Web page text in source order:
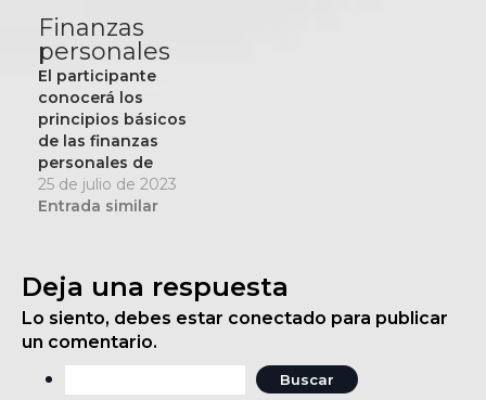
tus relaciones
personales.
Finanzas
personales
El participante
conocerá los
principios básicos
de las finanzas
personales de
manera que pueda
aplicarlos en sí
25 de julio de 2023
Entrada similar
Deja una respuesta
Lo siento, debes estar conectado para publicar
un comentario.